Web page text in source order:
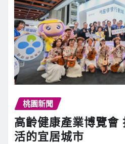
桃園新聞
高齡健康產業博覽會
活的宜居城市